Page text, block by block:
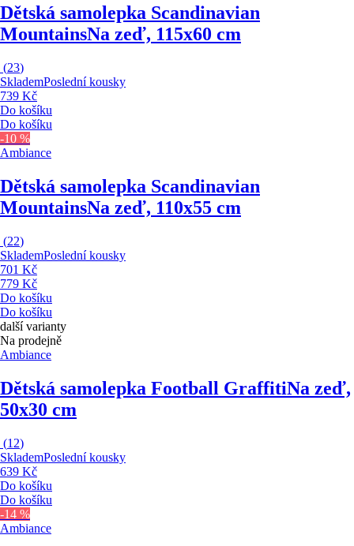
Dětská samolepka Scandinavian
MountainsNa zeď, 115x60 cm
(23)
SklademPoslední kousky
739 Kč
Do košíku
Do košíku
-10 %
Ambiance
Dětská samolepka Scandinavian
MountainsNa zeď, 110x55 cm
(22)
SklademPoslední kousky
701 Kč
779 Kč
Do košíku
Do košíku
další varianty
Na prodejně
Ambiance
Dětská samolepka Football GraffitiNa zeď,
50x30 cm
(12)
SklademPoslední kousky
639 Kč
Do košíku
Do košíku
-14 %
Ambiance